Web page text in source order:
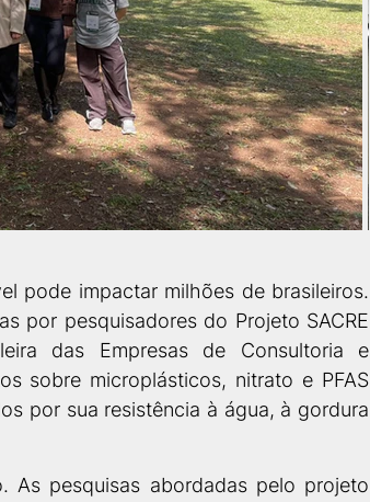
pode impactar milhões de brasileiros.
por pesquisadores do Projeto SACRE
das Empresas de Consultoria e
sobre microplásticos, nitrato e PFAS
por sua resistência à água, à gordura
As pesquisas abordadas pelo projeto